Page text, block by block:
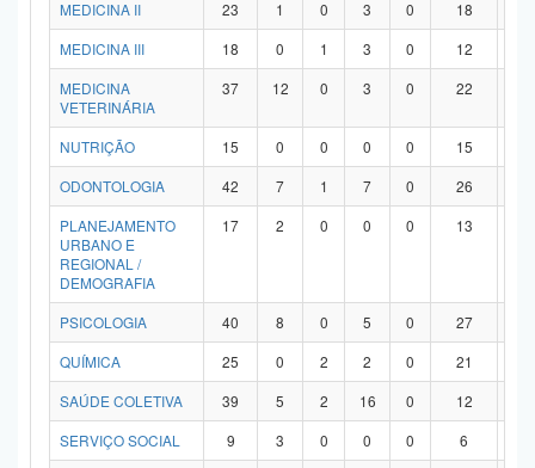
MEDICINA II
23 1 0 3 0 18
MEDICINA III
18 0 1 3 0 12
MEDICINA
VETERINÁRIA
37 12 0 3 0 22
NUTRIÇÃO 15 0 0 0 0 15
ODONTOLOGIA
42 7 1 7 0 26
PLANEJAMENTO
URBANO E
REGIONAL /
DEMOGRAFIA
17 2 0 0 0 13
PSICOLOGIA 40 8 0 5 0 27
QUÍMICA
25 0 2 2 0 21
SAÚDE COLETIVA
39 5 2 16 0 12
SERVIÇO SOCIAL
9 3 0 0 0 6